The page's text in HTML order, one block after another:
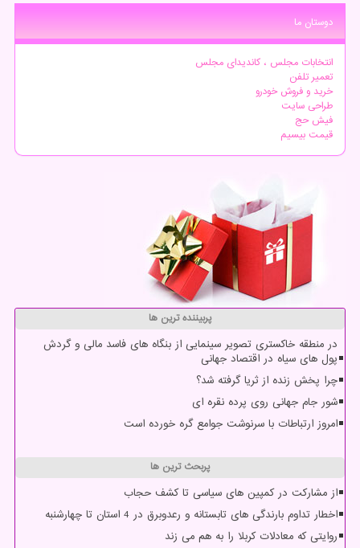
دوستان ما
انتخابات مجلس ، کاندیدای مجلس
تعمیر تلفن
خرید و فروش خودرو
طراحی سایت
فیش حج
قیمت بیسیم
پربیننده ترین ها
در منطقه خاکستری تصویر سینمایی از بنگاه های فاسد مالی و گردش
پول های سیاه در اقتصاد جهانی
چرا پخش زنده از ثریا گرفته شد؟
شور جام جهانی روی پرده نقره ای
امروز ارتباطات با سرنوشت جوامع گره خورده است
پربحث ترین ها
از مشارکت در کمپین های سیاسی تا کشف حجاب
اخطار تداوم بارندگی های تابستانه و رعدوبرق در 4 استان تا چهارشنبه
روایتی که معادلات کربلا را به هم می زند